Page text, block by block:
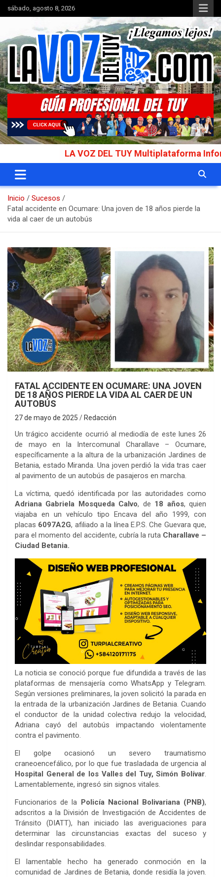
Saltar
al
sábado, agosto 8, 2026
La Voz del Tuy
Portal de noticias
LA VOZ DEL TUY Multiplataforma
Inicio
Sucesos
Fatal accidente en Ocumare: Una joven de 18 años pierde la
vida al caer de un autobús
FATAL ACCIDENTE EN OCUMARE: UNA JOVEN
DE 18 AÑOS PIERDE LA VIDA AL CAER DE UN
AUTOBÚS
27 de mayo de 2025 Redacción
Un trágico accidente ocurrió al mediodía de este lunes 26
de mayo en la Intercomunal Charallave – Ocumare,
específicamente a la altura de la urbanización Jardines de
Betania, estado Miranda. Una joven perdió la vida tras caer
al pavimento de un autobús de pasajeros en marcha.
La víctima, quedó identificada por las autoridades como
Adriana Gabriela Mosqueda Calvo, de 18 años, quien
viajaba en un vehículo tipo Encava del año 1999, con
placas 6097A2G, afiliado a la línea E.P.S. Che Guevara que,
para el momento del accidente, cubría la ruta Charallave –
Ciudad Betania.
La noticia se conoció porque fue difundida a través de las
plataformas de mensajería como WhatsApp y Telegram.
Según versiones preliminares, la joven solicitó la parada en
la entrada de la urbanización Jardines de Betania. Cuando
el conductor de la unidad colectiva redujo la velocidad,
Adriana cayó del autobús impactando violentamente
contra el pavimento.
El golpe ocasionó un severo traumatismo
craneoencefálico, por lo que fue trasladada de urgencia al
Hospital General de los Valles del Tuy, Simón Bolívar.
Lamentablemente, ingresó sin signos vitales.
Funcionarios de la Policía Nacional Bolivariana (PNB),
adscritos a la División de Investigación de Accidentes de
Tránsito (DIATT), han iniciado las averiguaciones para
determinar las circunstancias exactas del suceso y
deslindar responsabilidades.
El lamentable hecho ha generado conmoción en la
comunidad de Jardines de Betania, donde residía la joven.